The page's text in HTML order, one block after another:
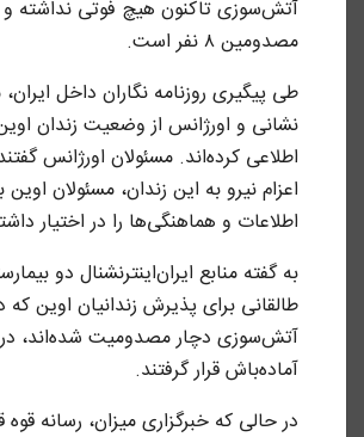
آتش‌سوزی تاکنون هیچ فوتی نداشته و
مصدومین ۸ نفر است.
طی پیگیری روزنامه نگاران داخل
نشانی و اورژانس از وضعیت زندان اوین
اطلاعی کرده‌اند. مسئولان اورژانس
اعزام نیرو به این زندان، مسئولان
اطلاعات و هماهنگی‌ها را در اختیار
به گفته منابع ایران‌اینترنشنال دو
طالقانی برای پذیرش زندانیان اوین که
آتش‌سوزی دچار مصدومیت شده‌اند،
آماده‌باش قرار گرفتند.
در حالی که خبرگزاری میزان، رسانه قوه